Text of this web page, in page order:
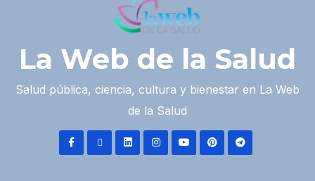
La Web de la Salud
Salud pública, ciencia, cultura y bienestar en La Web
de la Salud